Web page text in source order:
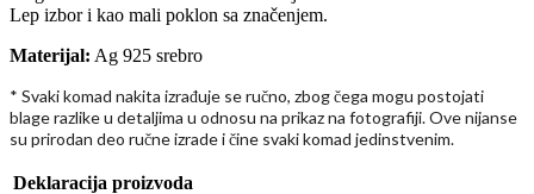
Lep izbor i kao mali poklon sa značenjem.
Materijal: Ag 925 srebro
* Svaki komad nakita izrađuje se ručno, zbog čega mogu postojati
blage razlike u detaljima u odnosu na prikaz na fotografiji. Ove nijanse
su prirodan deo ručne izrade i čine svaki komad jedinstvenim.
Deklaracija proizvoda